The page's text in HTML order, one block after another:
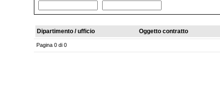
Dipartimento / ufficio Oggetto contratto
Pagina 0 di 0